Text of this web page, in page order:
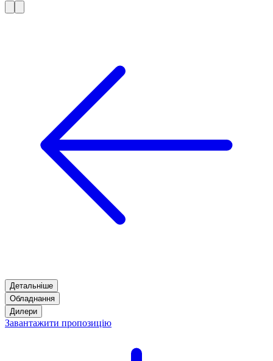
Детальніше
Обладнання
Дилери
Завантажити пропозицію